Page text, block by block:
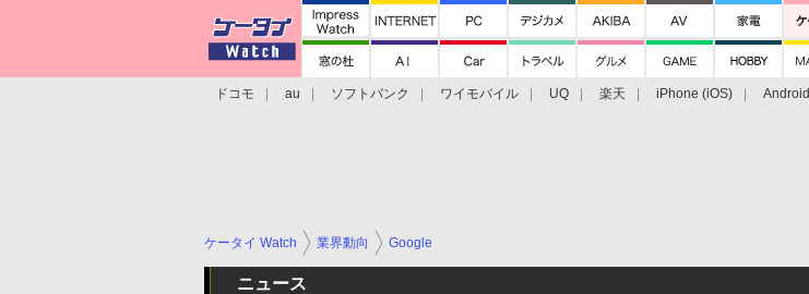
ドコモ au ソフトバンク ワイモバイル UQ 楽天 iPhone (iOS) Android
ケータイ Watch 業界動向 Google
ニュース